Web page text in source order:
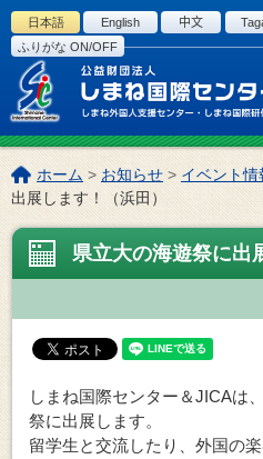
このページの本文へ
日本語 English 中文
ふりがな ON/OFF
こ
の
ペ
ホーム > お知らせ > イベント情
出展します！（浜田）
県立大の海遊祭に出
しまね国際センター＆JICAは
祭に出展します。
留学生と交流したり、外国の